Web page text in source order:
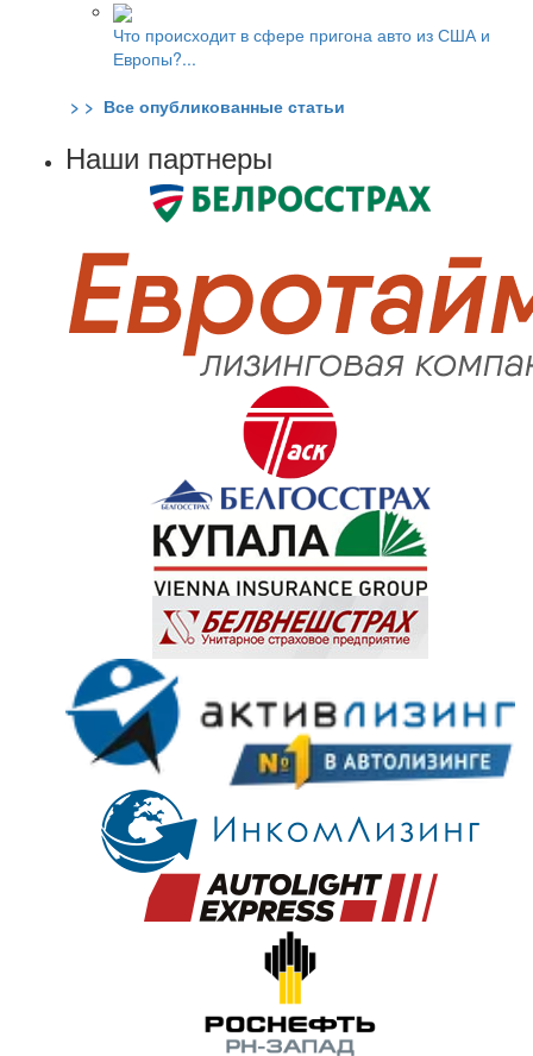
Что происходит в сфере пригона авто из США и
Европы?...
> > Все опубликованные статьи
Наши партнеры